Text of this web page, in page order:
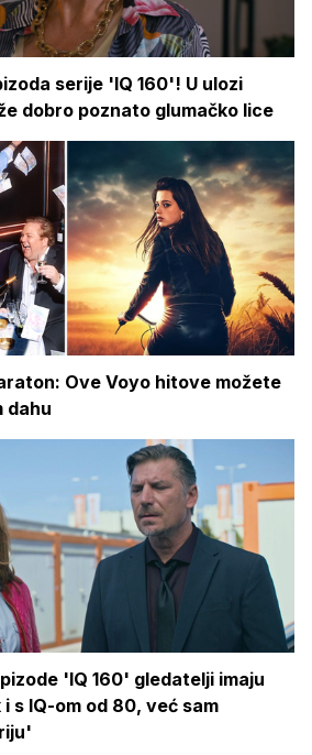
serije 'IQ 160'! U ulozi
dobro poznato glumačko lice
Ove Voyo hitove možete
dahu
'IQ 160' gledatelji imaju
s IQ-om od 80, već sam